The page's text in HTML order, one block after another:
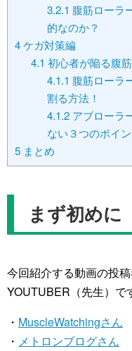
3.2.1 腹筋ローラ
的なのか？
4ケガ対策編
4.1 初心者が陥る腹
4.1.1 腹筋ローラ
割る方法！
4.1.2アブローラ
ない３つのポイ
5 まとめ
まず初めに
今回紹介する動画の投
YOUTUBER（先生）で
・ MuscleWatchingさん
・ メトロンブログさん